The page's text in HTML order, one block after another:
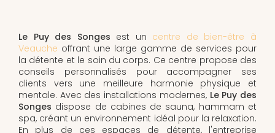
Le Puy des Songes est un centre de bien-être à
Veauche offrant une large gamme de services pour
la détente et le soin du corps. Ce centre propose des
conseils personnalisés pour accompagner ses
clients vers une meilleure harmonie physique et
mentale. Avec des installations modernes, Le Puy des
Songes dispose de cabines de sauna, hammam et
spa, créant un environnement idéal pour la relaxation.
En plus de ces espaces de détente, l'entreprise